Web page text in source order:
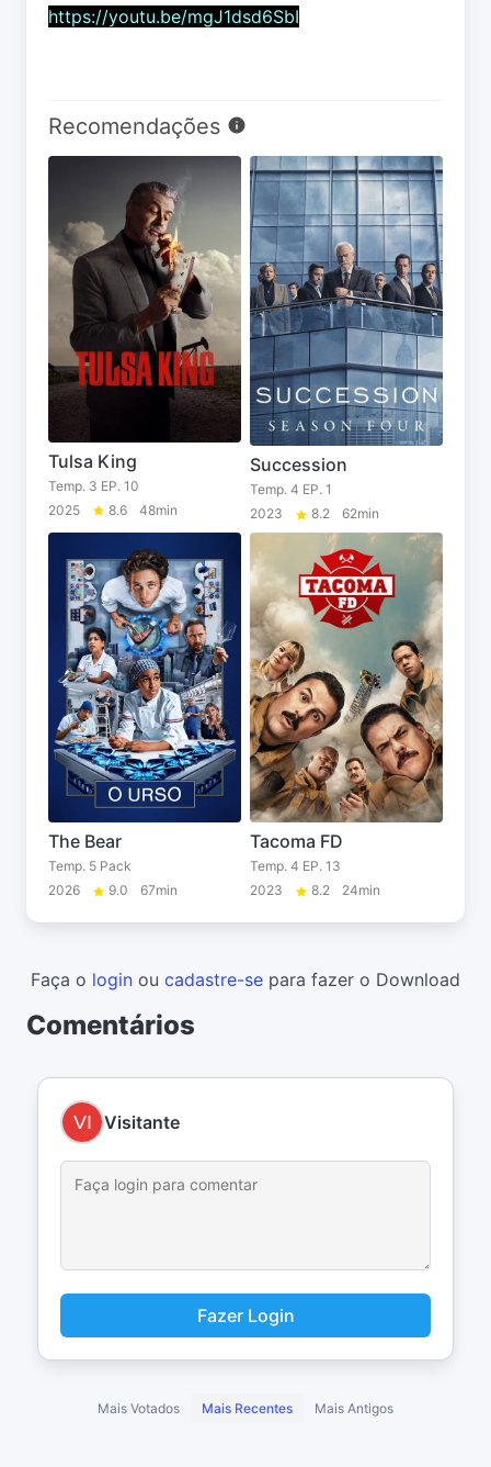
https://youtu.be/mgJ1dsd6SbI
Recomendações
Tulsa King
Temp. 3 EP. 10
2025
8.6 48min
Succession
Temp. 4 EP. 1
2023
8.2 62min
The Bear
Temp. 5 Pack
2026
9.0 67min
Tacoma FD
Temp. 4 EP. 13
2023
8.2 24min
Faça o login ou cadastre-se para fazer o Download
Comentários
Visitante
Fazer Login
Mais Votados Mais Recentes Mais Antigos